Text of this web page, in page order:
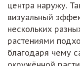
центра наружу.
визуальный
нескольких
растениями
благодаря чему